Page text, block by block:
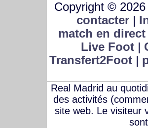
Copyright © 2026
contacter|
match en direct
Live Foot|
Transfert2Foot |
Real Madrid au
des activités
site web. Le visiteur